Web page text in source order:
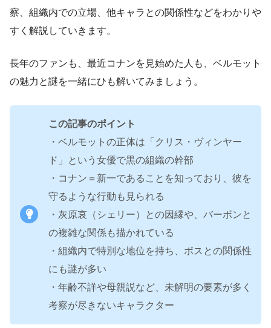
察、組織内での立場、他キャラとの関係性などをわかりや
すく解説していきます。
長年のファンも、最近コナンを見始めた人も、ベルモット
の魅力と謎を一緒にひも解いてみましょう。
この記事のポイント
・ベルモットの正体は「クリス・ヴィンヤー
ド」という女優で黒の組織の幹部
・コナン＝新一であることを知っており、彼を
守るような行動も見られる
・灰原哀（シェリー）との因縁や、バーボンと
の複雑な関係も描かれている
・組織内で特別な地位を持ち、ボスとの関係性
にも謎が多い
・年齢不詳や母親説など、未解明の要素が多く
考察が尽きないキャラクター